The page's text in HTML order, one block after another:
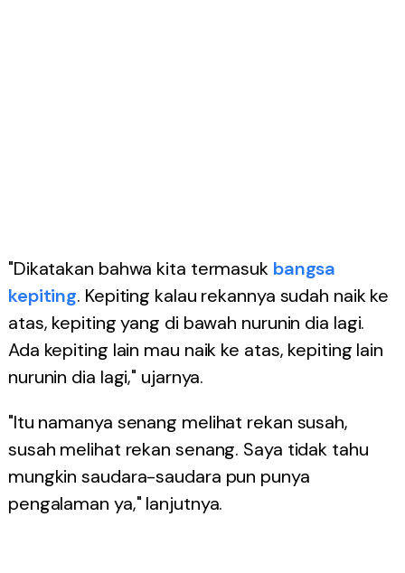
"Dikatakan bahwa kita termasuk bangsa
kepiting. Kepiting kalau rekannya sudah naik ke
atas, kepiting yang di bawah nurunin dia lagi.
Ada kepiting lain mau naik ke atas, kepiting lain
nurunin dia lagi," ujarnya.
"Itu namanya senang melihat rekan susah,
susah melihat rekan senang. Saya tidak tahu
mungkin saudara-saudara pun punya
pengalaman ya," lanjutnya.